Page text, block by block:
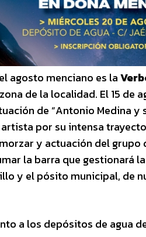
agosto menciano es la
de la localidad. El 15 de
de “Antonio Medina y
por su intensa
y actuación del
la barra que gestionará
y el pósito municipal, de
a los depósitos de agua